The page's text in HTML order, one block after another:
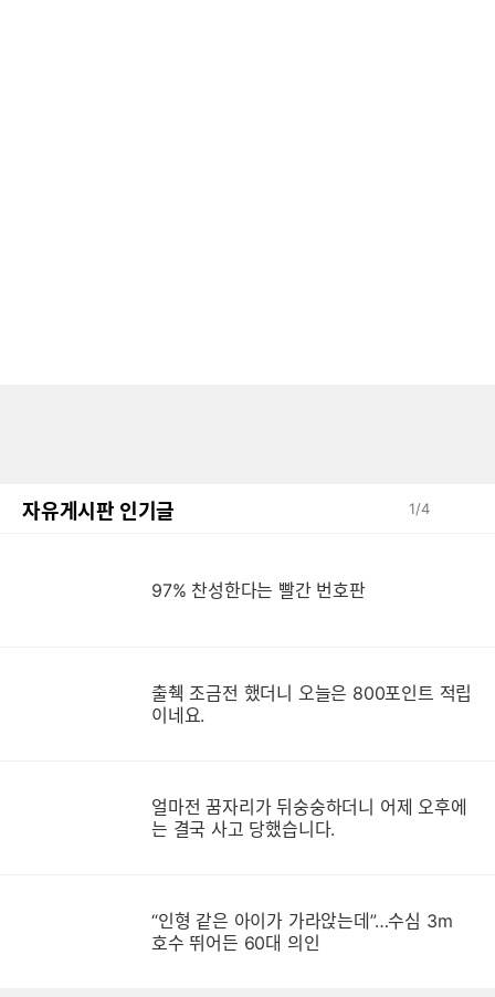
자유게시판 인기글 1/4
97% 찬성한다는 빨간 번호판
출췍 조금전 했더니 오늘은 800포인트 적립
이네요.
얼마전 꿈자리가 뒤숭숭하더니 어제 오후에
는 결국 사고 당했습니다.
“인형 같은 아이가 가라앉는데”…수심 3m
호수 뛰어든 60대 의인